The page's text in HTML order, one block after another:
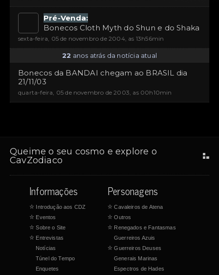
Pré-Venda:
Bonecos Cloth Myth do Shun e do Shaka
sexta-feira, 05 de novembro de 2004, as 13h56min
22 anos atrás da notícia atual
Bonecos da BANDAI chegam ao BRASIL dia
21/11/03
quarta-feira, 05 de novembro de 2003, as 00h10min
Queime o seu cosmo e explore o
CavZodiaco
Informações
☆ Introdução aos CDZ
☆ Eventos
☆ Sobre o Site
☆ Entrevistas
Notícias
Túnel do Tempo
Enquetes
Personagens
☆ Cavaleiros de Atena
☆ Outros
☆ Renegados e Fantasmas
Guerreiros Azuis
☆ Guerreiros Deuses
Generais Marinas
Espectros de Hades